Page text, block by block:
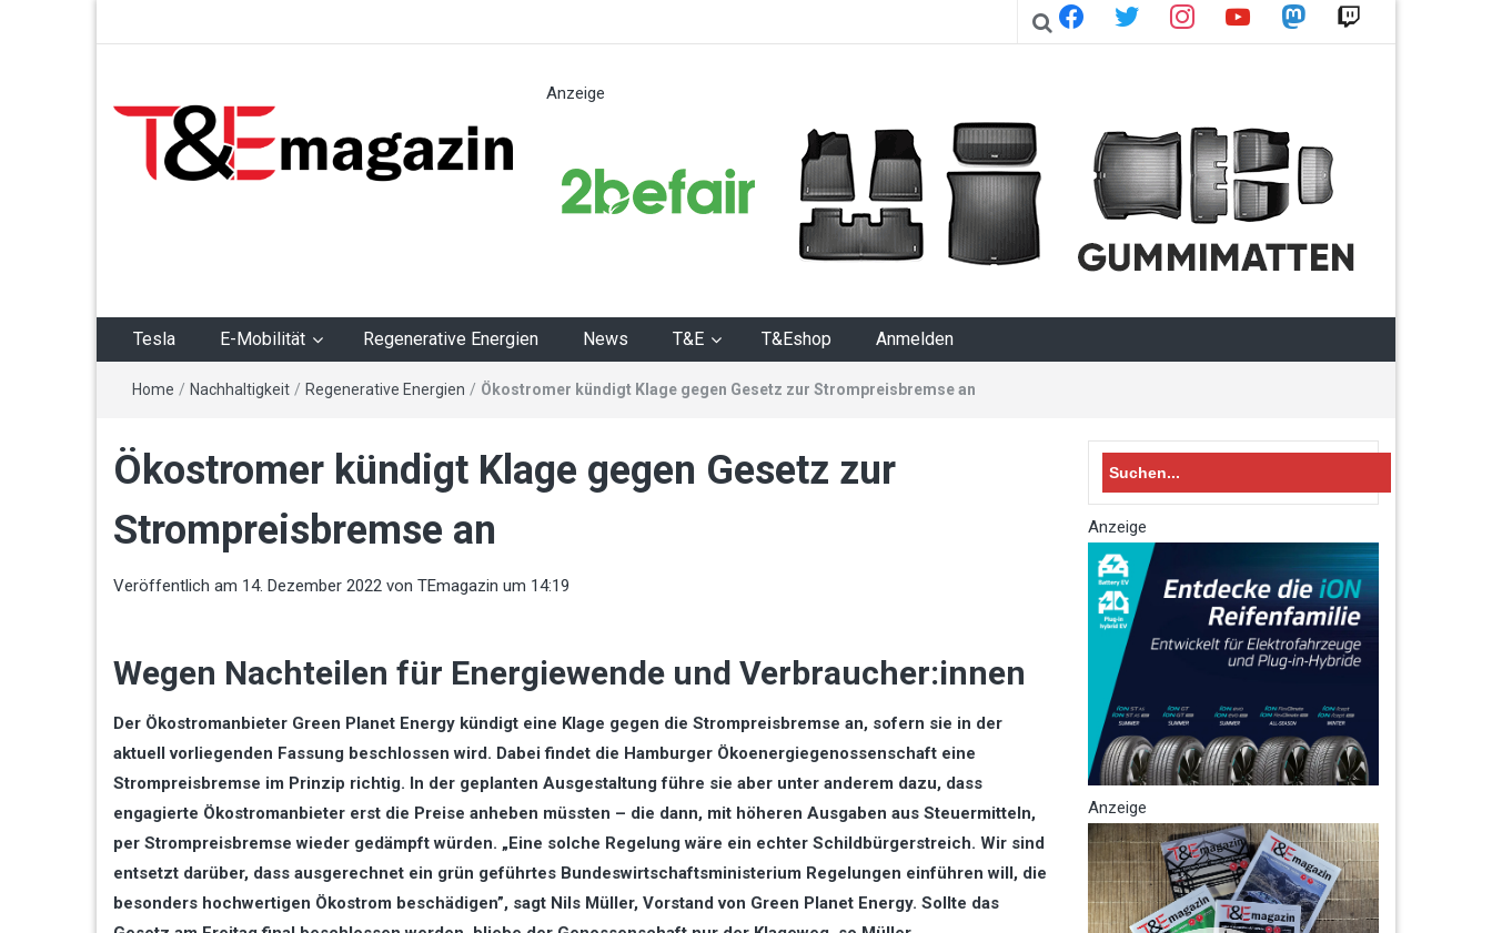
Regenerative Energien
Anzeige
Tesla E-Mobilität Regenerative Energien News T&E T&Eshop Anmelden
Home / Nachhaltigkeit / Regenerative Energien / Ökostromer kündigt Klage gegen Gesetz zur Strompreisbremse an
Ökostromer kündigt Klage gegen Gesetz zur
Strompreisbremse an
Veröffentlich am 14. Dezember 2022 von TEmagazin um 14:19
Wegen Nachteilen für Energiewende und Verbraucher:innen
Der Ökostromanbieter Green Planet Energy kündigt eine Klage gegen die Strompreisbremse an, sofern sie in der
aktuell vorliegenden Fassung beschlossen wird. Dabei findet die Hamburger Ökoenergiegenossenschaft eine
Strompreisbremse im Prinzip richtig. In der geplanten Ausgestaltung führe sie aber unter anderem dazu, dass
engagierte Ökostromanbieter erst die Preise anheben müssten – die dann, mit höheren Ausgaben aus Steuermitteln,
per Strompreisbremse wieder gedämpft würden. „Eine solche Regelung wäre ein echter Schildbürgerstreich. Wir sind
entsetzt darüber, dass ausgerechnet ein grün geführtes Bundeswirtschaftsministerium Regelungen einführen will, die
besonders hochwertigen Ökostrom beschädigen”, sagt Nils Müller, Vorstand von Green Planet Energy. Sollte das
Search
for:
Anzeige
Anzeige